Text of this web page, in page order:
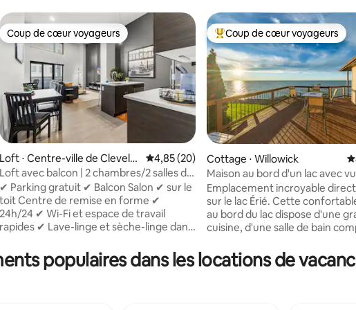
sur la base de 80 commentaires : 4,83 sur 5
Coup de cœur voyageurs
Coup de cœur voyageurs
Loft ⋅ Centre-ville de Clevela
nd
Évaluation moyenne sur la base de 20
4,85 (20)
Loft avec balcon | 2 chambres/2 salles de
bain | Toit-terrasse | Salle de sport |
Centre-ville
✔ Parking gratuit ✔ Balcon Salon ✔ sur le
toit Centre de remise en forme ✔
24h/24 ✔ Wi-Fi et espace de travail
rapides ✔ Lave-linge et sèche-linge dans
Découvrez le centre-ville de Cleveland
dans ce loft spacieux de
Coups de cœur voyageurs les
Coup de cœur voyageurs
Cottage ⋅ Willowick
Maison au bord d'un lac avec
imprenable
Emplacement incroyable
sur le lac Érié. Cette
au bord du lac dispose d'une
cuisine, d'une salle de bain
chalet est isolé pour que vous
profiter de votre intimité, mais
populaires dans les locations de